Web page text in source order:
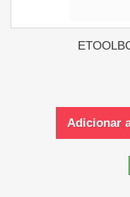
Adicionar